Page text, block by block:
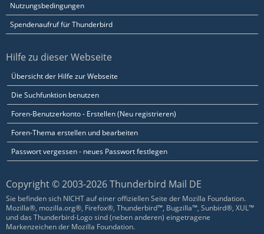
Nutzungsbedingungen
Spendenaufruf für Thunderbird
Hilfe zu dieser Webseite
Übersicht der Hilfe zur Webseite
Die Suchfunktion benutzen
Foren-Benutzerkonto - Erstellen (Neu registrieren)
Foren-Thema erstellen und bearbeiten
Passwort vergessen - neues Passwort festlegen
Copyright © 2003-2026 Thunderbird Mail DE
Sie befinden sich NICHT auf einer offiziellen Seite der Mozilla Foundation.
Mozilla®, mozilla.org®, Firefox®, Thunderbird™, Bugzilla™, Sunbird®, XUL™
und das Thunderbird-Logo sind (neben anderen) eingetragene
Markenzeichen der Mozilla Foundation.